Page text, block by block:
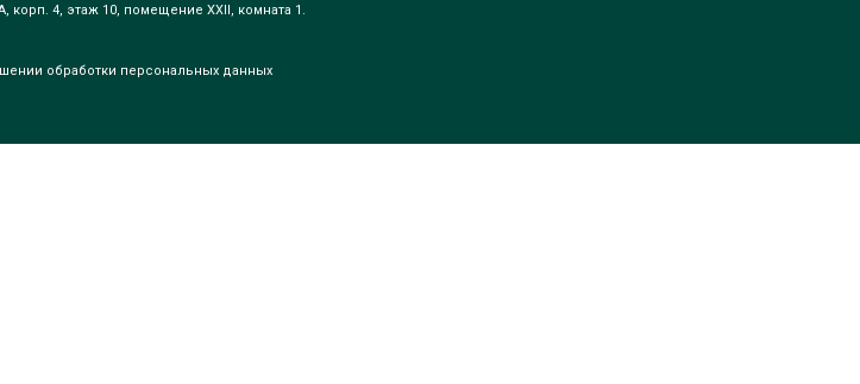
корп. 4, этаж 10, помещение XXII, комната 1.
обработки персональных данных